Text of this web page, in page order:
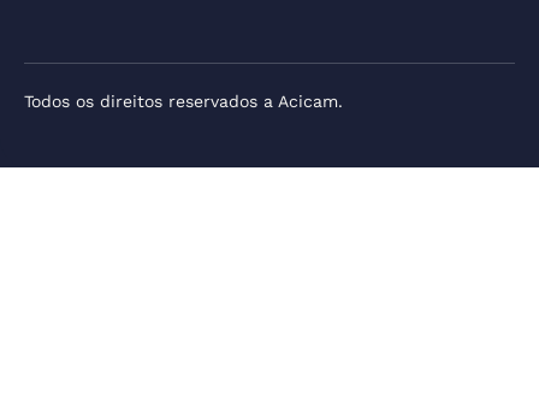
Todos os direitos reservados a Acicam.